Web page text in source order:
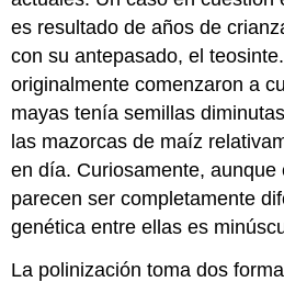
es resultado de años de
con su antepasado, el
originalmente comenzaron a
mayas tenía semillas
las mazorcas de maíz
en día. Curiosamente, aunque
parecen ser completamente
genética entre ellas es
La polinización toma dos